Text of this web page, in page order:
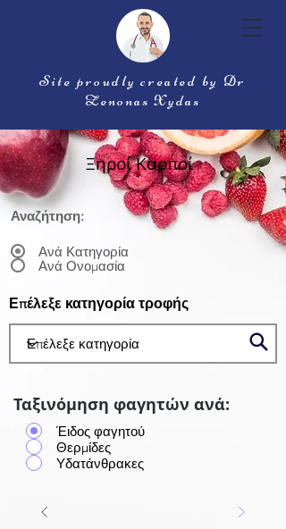
Site proudly created by Dr
Zenonas Xydas
Ξηροί Καρποί
Αναζήτηση:
Ανά Κατηγορία
Ανά Ονομασία
Επέλεξε κατηγορία τροφής
Ταξινόμηση φαγητών ανά:
Έιδος φαγητού
Θερμίδες
Υδατάνθρακες